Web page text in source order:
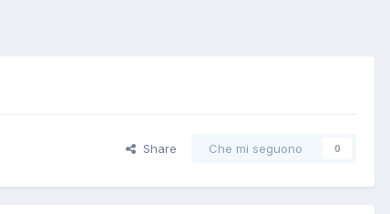
Share Che mi seguono 0